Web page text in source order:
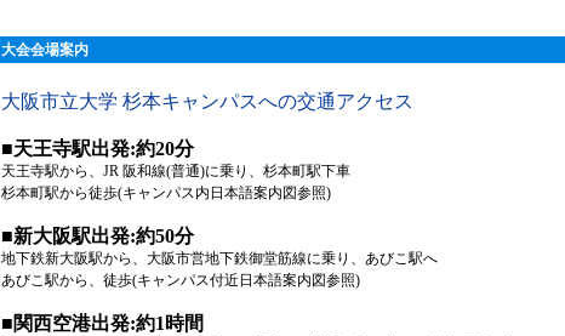
大会会場案内
大阪市立大学 杉本キャンパスへの交通アクセス
■天王寺駅出発:約20分
天王寺駅から、JR 阪和線(普通)に乗り、杉本町駅下車
杉本町駅から徒歩(キャンパス内日本語案内図参照)
■新大阪駅出発:約50分
地下鉄新大阪駅から、大阪市営地下鉄御堂筋線に乗り、あびこ駅へ
あびこ駅から、徒歩(キャンパス付近日本語案内図参照)
■関西空港出発:約1時間